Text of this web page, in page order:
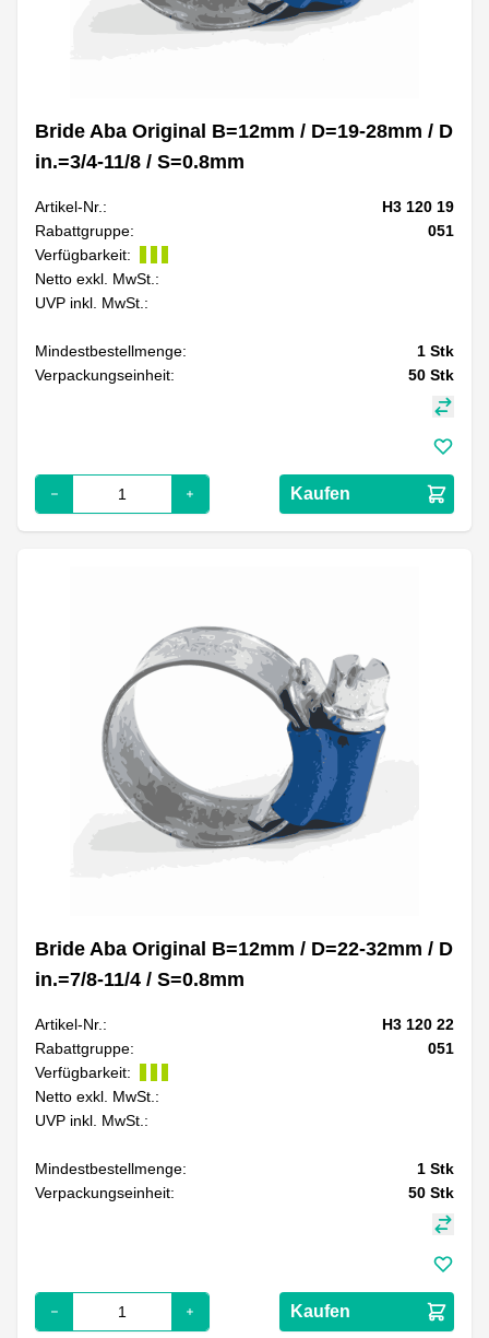
Bride Aba Original B=12mm / D=19-28mm / D
in.=3/4-11/8 / S=0.8mm
Artikel-Nr.:
H3 120 19
Rabattgruppe:
051
Verfügbarkeit:
Netto exkl. MwSt.:
UVP inkl. MwSt.:
Mindestbestellmenge: 1 Stk
Verpackungseinheit:
50 Stk
Kaufen
Bride Aba Original B=12mm / D=22-32mm / D
in.=7/8-11/4 / S=0.8mm
Artikel-Nr.:
H3 120 22
Rabattgruppe:
051
Verfügbarkeit:
Netto exkl. MwSt.:
UVP inkl. MwSt.:
Mindestbestellmenge: 1 Stk
Verpackungseinheit:
50 Stk
Kaufen